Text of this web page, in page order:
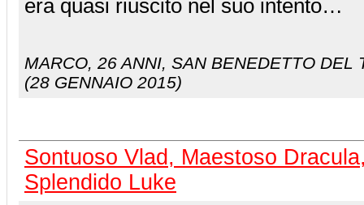
era quasi riuscito nel suo intento…
MARCO, 26 ANNI, SAN BENEDETTO DEL
(28 GENNAIO 2015)
Sontuoso Vlad, Maestoso
Splendido Luke